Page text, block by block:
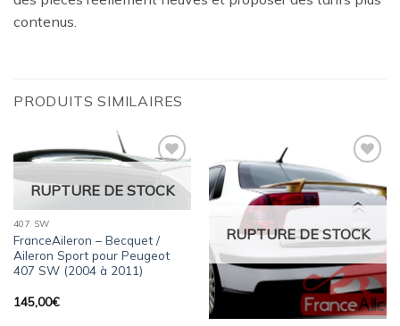
contenus.
PRODUITS SIMILAIRES
Ajouter
à la
wishlist
RUPTURE DE STOCK
407 SW
FranceAileron – Becquet /
Aileron Sport pour Peugeot
407 SW (2004 à 2011)
145,00€
Ajouter
à la
wishlist
RUPTURE DE STOCK